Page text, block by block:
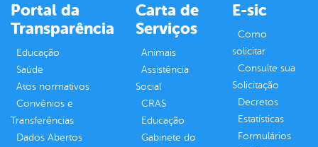
Portal da
Transparência
Educação
Saúde
Atos normativos
Convênios e
Transferências
Dados Abertos
Carta de
Serviços
Animais
Assistência
Social
CRAS
Educação
Gabinete do
E-sic
Como
solicitar
Consulte sua
Solicitação
Decretos
Estatísticas
Formulários